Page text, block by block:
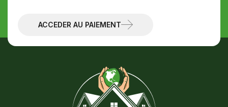
ACCÉDER AU PAIEMENT